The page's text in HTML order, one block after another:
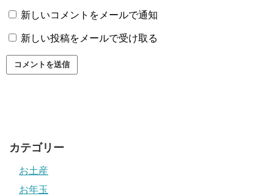
新しいコメントをメールで通知
新しい投稿をメールで受け取る
カテゴリー
お土産
お年玉